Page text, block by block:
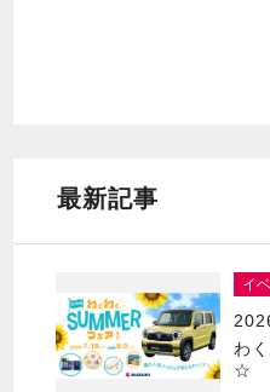
最新記事
イ
わ
☆